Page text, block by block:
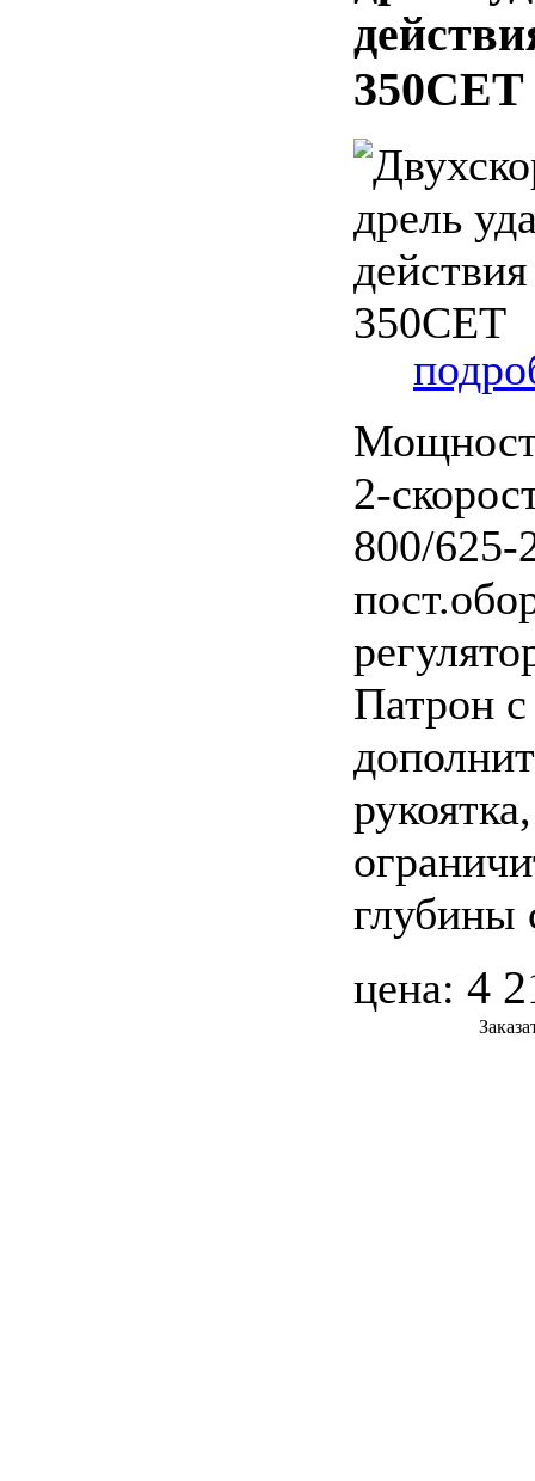
350CET
2-
800/625-
Патрон
рукоятка,
глубины
цена: 4